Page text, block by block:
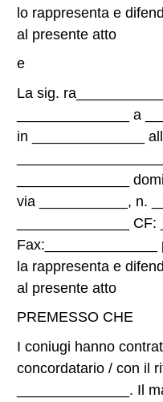
lo rappresenta e
al presente atto
e
La sig.
______________ a
in ______________
______________
via ___________, n.
______________ CF:
la rappresenta e
al presente atto
PREMESSO CHE
I coniugi hanno
concordatario / con il
______________. Il